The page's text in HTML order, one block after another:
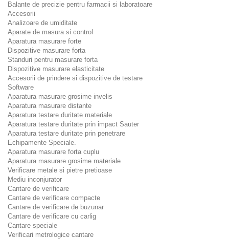
Balante de precizie pentru farmacii si laboratoare
Accesorii
Analizoare de umiditate
Aparate de masura si control
Aparatura masurare forte
Dispozitive masurare forta
Standuri pentru masurare forta
Dispozitive masurare elasticitate
Accesorii de prindere si dispozitive de testare
Software
Aparatura masurare grosime invelis
Aparatura masurare distante
Aparatura testare duritate materiale
Aparatura testare duritate prin impact Sauter
Aparatura testare duritate prin penetrare
Echipamente Speciale.
Aparatura masurare forta cuplu
Aparatura masurare grosime materiale
Verificare metale si pietre pretioase
Mediu inconjurator
Cantare de verificare
Cantare de verificare compacte
Cantare de verificare de buzunar
Cantare de verificare cu carlig
Cantare speciale
Verificari metrologice cantare